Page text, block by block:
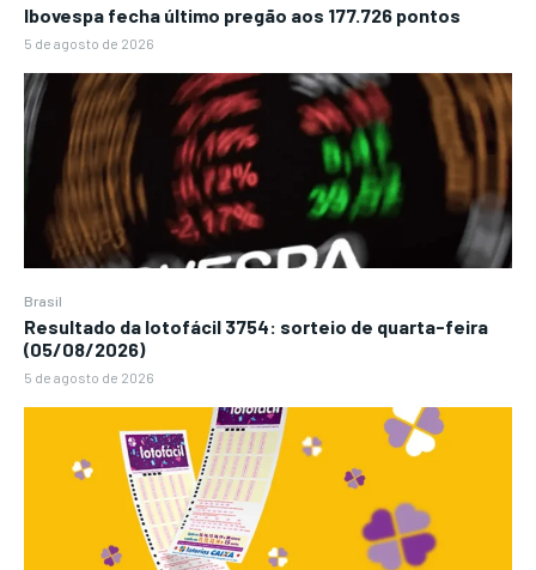
Ibovespa fecha último pregão aos 177.726 pontos
5 de agosto de 2026
Brasil
Resultado da lotofácil 3754: sorteio de quarta-feira
(05/08/2026)
5 de agosto de 2026